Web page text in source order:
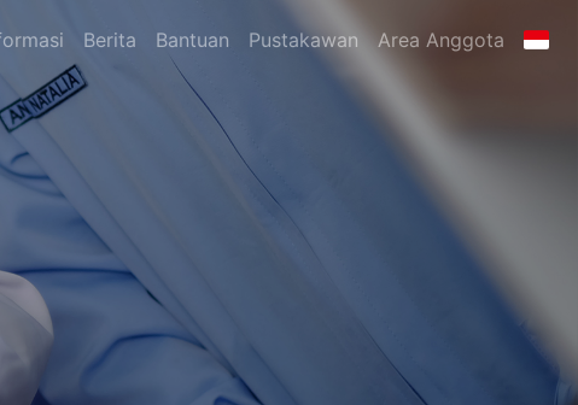
Berita Bantuan Pustakawan Area Anggota